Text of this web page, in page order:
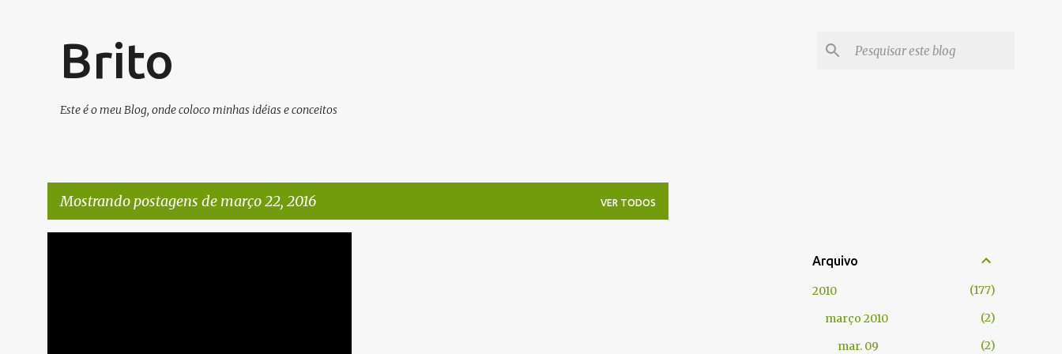
Brito
Este é o meu Blog, onde coloco minhas idéias e conceitos
Mostrando postagens de março 22, 2016 VER TODOS
Arquivo
2010
177
março 2010
2
mar. 09
2